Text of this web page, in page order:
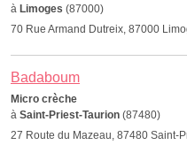
à Limoges (87000)
70 Rue Armand Dutreix, 87000
Badaboum
Micro crèche
à Saint-Priest-Taurion (87480)
27 Route du Mazeau, 87480 Saint-